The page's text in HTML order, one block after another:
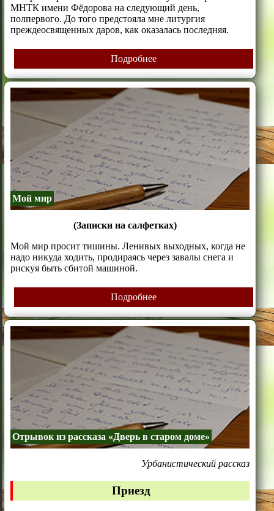
МНТК имени Фёдорова на следующий день,
полпервого. До того предстояла мне литургия
преждеосвященных даров, как оказалась последняя.
Подробнее
Мой мир
(Записки на салфетках)
Мой мир просит тишины. Ленивых выходных, когда не
надо никуда ходить, продираясь через завалы снега и
рискуя быть сбитой машиной.
Подробнее
Отрывок из рассказа «Дверь в старом доме»
Урбанистический рассказ
Приезд